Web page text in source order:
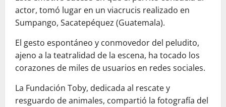
actor, tomó lugar en un viacrucis realizado en
Sumpango, Sacatepéquez (Guatemala).
El gesto espontáneo y conmovedor del peludito,
ajeno a la teatralidad de la escena, ha tocado los
corazones de miles de usuarios en redes sociales.
La Fundación Toby, dedicada al rescate y
resguardo de animales, compartió la fotografía del